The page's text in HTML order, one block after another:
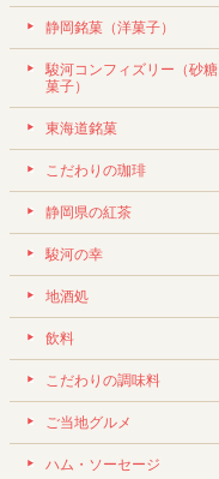
静岡銘菓（洋菓子）
駿河コンフィズリー（砂糖
菓子）
東海道銘菓
こだわりの珈琲
静岡県の紅茶
駿河の幸
地酒処
飲料
こだわりの調味料
ご当地グルメ
ハム・ソーセージ